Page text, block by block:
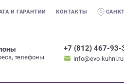
И ГАРАНТИИ КОНТАКТЫ
телефоны
+7 (812) 467-93-
info@evo-kuhni.ru